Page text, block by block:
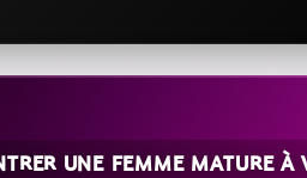
UNE FEMME MATURE À